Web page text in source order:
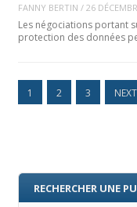
FANNY BERTIN / 26
Les négociations portant
protection des données
1 2 3 NEXT
RECHERCHER UNE